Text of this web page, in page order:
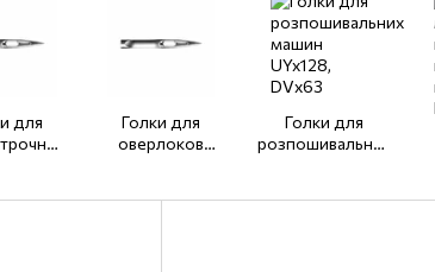
для
Голки для
оверлоков
Голки для
розпошивальних